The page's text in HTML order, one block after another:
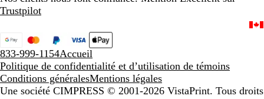
Trustpilot
833-999-1154Accueil
Politique de confidentialité et d’utilisation de témoins
Conditions généralesMentions légales
Une société CIMPRESS © 2001-2026 VistaPrint. Tous droits